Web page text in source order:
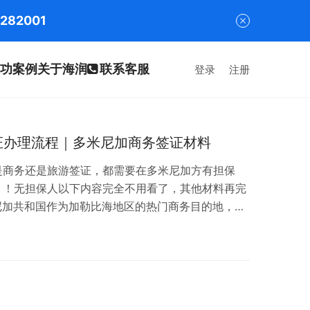
案例关于海润 联系客服 登录 注册
理流程｜多米尼加商务签证材料
务还是旅游签证，都需要在多米尼加方有担保
无担保人以下内容完全不用看了，其他材料再完
共和国作为加勒比海地区的热门商务目的地，吸